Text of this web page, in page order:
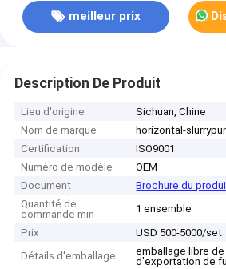
meilleur prix
Description De Produit
Lieu d'origine
Sichuan, Chine
Nom de marque
horizontal-
Certification
ISO9001
Numéro de modèle
OEM
Document
Brochure du
Quantité de
commande min
1 ensemble
Prix
USD 500-5000/set
Détails d'emballage
emballage libre
d'exportation de